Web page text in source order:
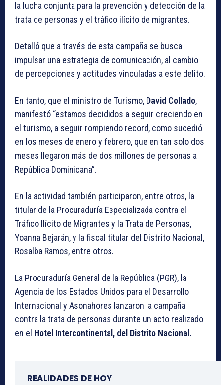
la lucha conjunta para la prevención y detección de la
trata de personas y el tráfico ilícito de migrantes.
Detalló que a través de esta campaña se busca
impulsar una estrategia de comunicación, al cambio
de percepciones y actitudes vinculadas a este delito.
En tanto, que el ministro de Turismo, David Collado,
manifestó “estamos decididos a seguir creciendo en
el turismo, a seguir rompiendo record, como sucedió
en los meses de enero y febrero, que en tan solo dos
meses llegaron más de dos millones de personas a
República Dominicana”.
En la actividad también participaron, entre otros, la
titular de la Procuraduría Especializada contra el
Tráfico Ilícito de Migrantes y la Trata de Personas,
Yoanna Bejarán, y la fiscal titular del Distrito Nacional,
Rosalba Ramos, entre otros.
La Procuraduría General de la República (PGR), la
Agencia de los Estados Unidos para el Desarrollo
Internacional y Asonahores lanzaron la campaña
contra la trata de personas durante un acto realizado
en el Hotel Intercontinental, del Distrito Nacional.
REALIDADES DE HOY